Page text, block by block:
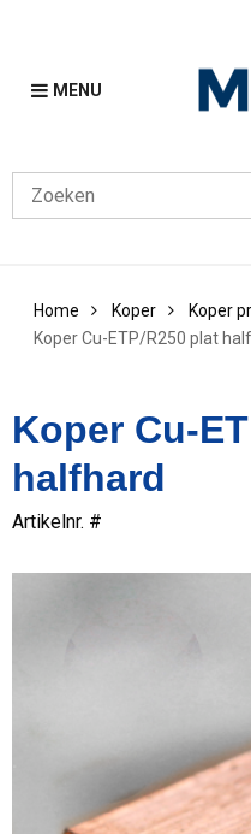
MENU
Home Koper Koper
Koper Cu-ETP/R250 plat
Koper Cu-
halfhard
Artikelnr. #